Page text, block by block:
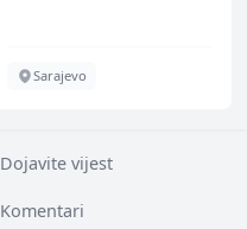
Sarajevo
Dojavite vijest
Komentari